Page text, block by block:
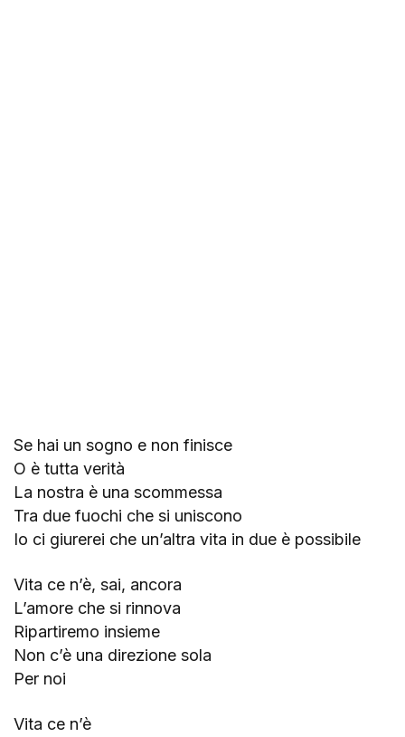
Se hai un sogno e non finisce
O è tutta verità
La nostra è una scommessa
Tra due fuochi che si uniscono
Io ci giurerei che un’altra vita in due è possibile
Vita ce n’è, sai, ancora
L’amore che si rinnova
Ripartiremo insieme
Non c’è una direzione sola
Per noi
Vita ce n’è